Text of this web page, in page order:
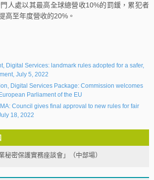
人處以其最高全球總營收10%的罰鍰，累犯者
高至年度營收的20%。
Digital Services: landmark rules adopted for a safer,
July 5, 2022
Digital Services Package: Commission welcomes
Parliament of the EU
Council gives final approval to new rules for fair
18, 2022
秘密保護實務座談會」（中部場）